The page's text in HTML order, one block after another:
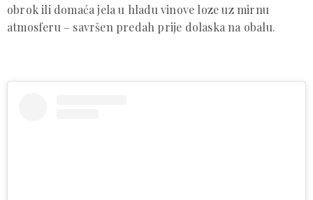
obrok ili domaća jela u hladu vinove loze uz mirnu
atmosferu – savršen predah prije dolaska na obalu.